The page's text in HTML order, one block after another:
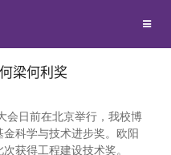
梁何利奖
会日前在北京举行，我校博
科学与技术进步奖。欧阳
获得工程建设技术奖。